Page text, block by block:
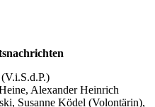
Alexander Heinrich
Susanne Ködel (Volontärin),